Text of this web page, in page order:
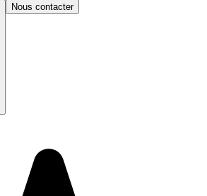
Nous contacter